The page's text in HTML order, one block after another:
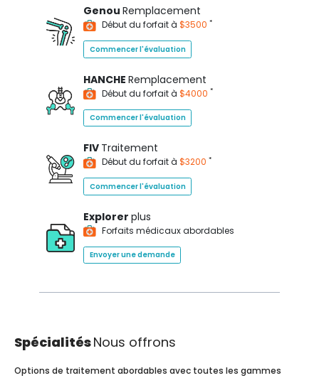
Genou Remplacement
Début du forfait à $3500 *
Commencer l'évaluation
HANCHE Remplacement
Début du forfait à $4000 *
Commencer l'évaluation
FIV Traitement
Début du forfait à $3200 *
Commencer l'évaluation
Explorer plus
Forfaits médicaux abordables
Envoyer une demande
SpécialitésNous offrons
Options de traitement abordables avec toutes les gammes